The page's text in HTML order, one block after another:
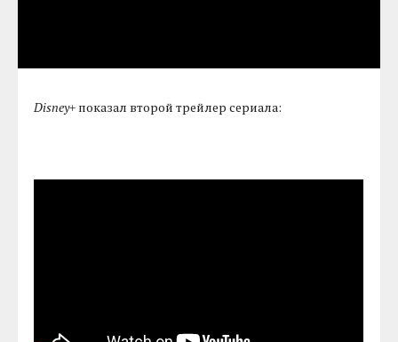
Disney+ показал второй трейлер сериала: